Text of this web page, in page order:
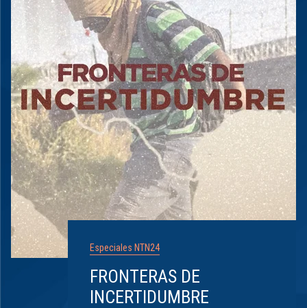
Especiales NTN24
FRONTERAS DE
INCERTIDUMBRE